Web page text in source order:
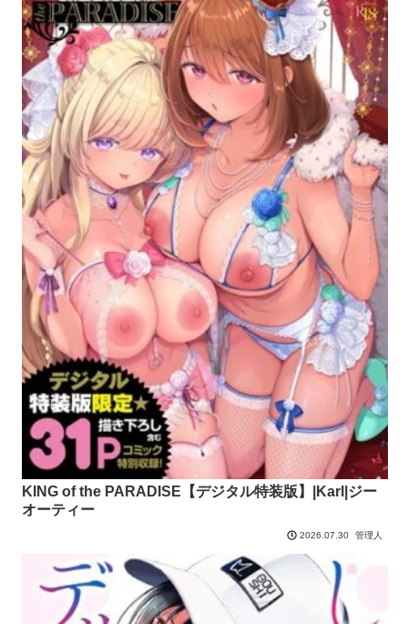
KING of the PARADISE【デジタル特装版】|Karl|ジー
オーティー
2026.07.30 管理人